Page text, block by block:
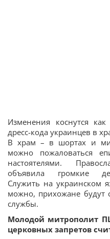
Изменения коснутся
дресс-кода украинцев в
В храм – в шортах и
можно пожаловаться
настоятелями.
объявила громкие
Служить на украинском
можно, прихожане будут
службы.
Молодой митрополит
церковных запретов